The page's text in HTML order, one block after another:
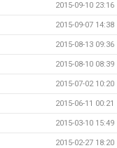
2015-09-10 23:16
2015-09-07 14:38
2015-08-13 09:36
2015-08-10 08:39
2015-07-02 10:20
2015-06-11 00:21
2015-03-10 15:49
2015-02-27 18:20